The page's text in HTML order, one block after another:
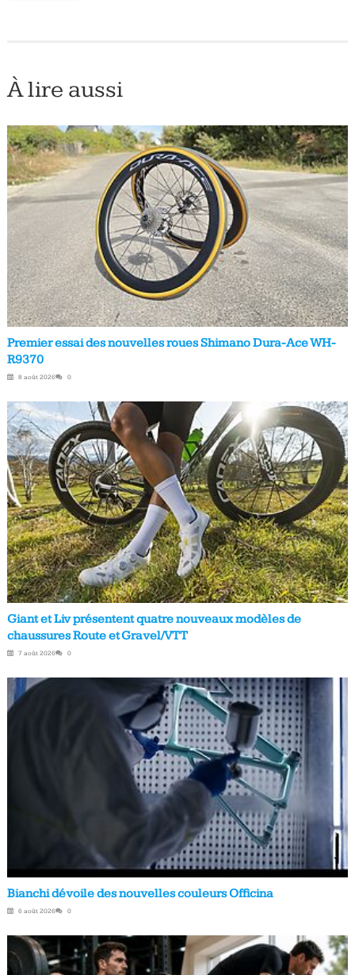
À lire aussi
Premier essai des nouvelles roues Shimano Dura-Ace WH-
R9370
8 août 2026 0
Giant et Liv présentent quatre nouveaux modèles de
chaussures Route et Gravel/VTT
7 août 2026 0
Bianchi dévoile des nouvelles couleurs Officina
6 août 2026 0